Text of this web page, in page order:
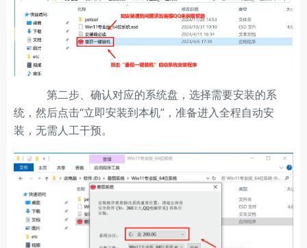
第二步、确认对应的系统盘，选择需要安装的系
统，然后点击“立即安装到本机”，准备进入全程自动安
装，无需人工干预。